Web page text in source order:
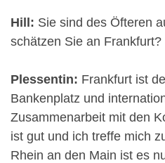
Hill: Sie sind des Öfteren
schätzen Sie an Frankfurt?
Plessentin: Frankfurt ist
Bankenplatz und
Zusammenarbeit mit den
ist gut und ich treffe mich
Rhein an den Main ist es